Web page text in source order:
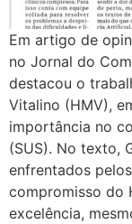
Em artigo de
no Jornal do
destacou o
Vitalino (HMV),
importância no
(SUS). No texto,
enfrentados
compromisso do
excelência,